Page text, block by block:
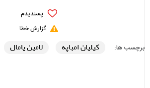
پسندیدم
گزارش خطا
برچسب ها: کیلیان امباپه لامین یامال